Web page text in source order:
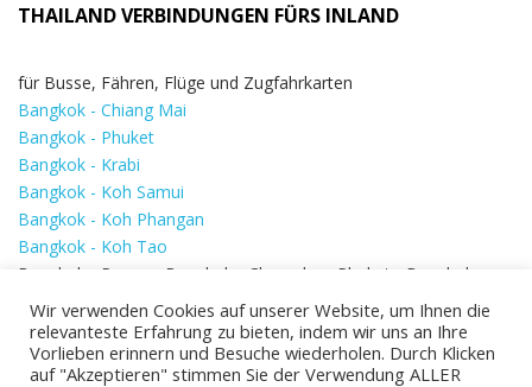
THAILAND VERBINDUNGEN FÜRS INLAND
für Busse, Fähren, Flüge und Zugfahrkarten
Bangkok - Chiang Mai
Bangkok - Phuket
Bangkok - Krabi
Bangkok - Koh Samui
Bangkok - Koh Phangan
Bangkok - Koh Tao
Bangkok - Ranong Bangkok - Chumphon Phuket - Bangkok
Krabi - Bangkok Chiang Mai - Bangkok Chumphon - Bangkok
Koh Samui - Koh Phi PhiBangkok - Pattaya
Bangkok - Hua Hin
Wir verwenden Cookies auf unserer Website, um Ihnen die
relevanteste Erfahrung zu bieten, indem wir uns an Ihre
Vorlieben erinnern und Besuche wiederholen. Durch Klicken
auf "Akzeptieren" stimmen Sie der Verwendung ALLER